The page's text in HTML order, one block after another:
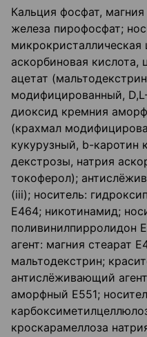
Кальция фосфат,
железа пирофосфат;
аскорбиновая кислота,
ацетат
модифицированный,
диоксид кремния
(крахмал
кукурузный, b-каротин
декстрозы, натрия
токоферол);
(iii); носитель:
Е464; никотинамид;
поливинилпирролидон
агент: магния стеарат
мальтодекстрин;
антислёживающий
аморфный Е551;
кроскарамеллоза